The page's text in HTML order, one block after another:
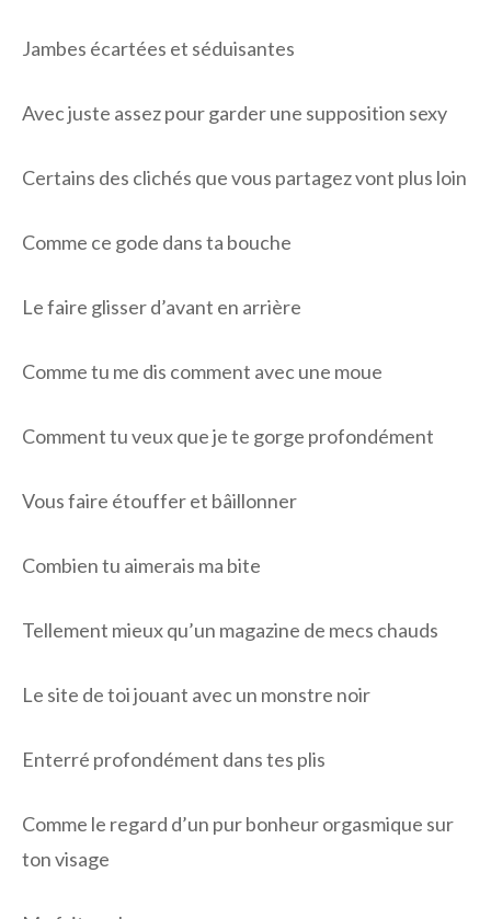
Jambes écartées et séduisantes
Avec juste assez pour garder une supposition sexy
Certains des clichés que vous partagez vont plus loin
Comme ce gode dans ta bouche
Le faire glisser d’avant en arrière
Comme tu me dis comment avec une moue
Comment tu veux que je te gorge profondément
Vous faire étouffer et bâillonner
Combien tu aimerais ma bite
Tellement mieux qu’un magazine de mecs chauds
Le site de toi jouant avec un monstre noir
Enterré profondément dans tes plis
Comme le regard d’un pur bonheur orgasmique sur
ton visage